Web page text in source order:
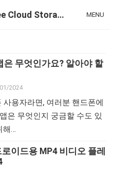
TeraBox Blog | 1TB Free Cloud Storage & All-in-One AI Space MENU
엇인가요? 알아야 할
2024
용자라면, 여러분 핸드폰에
은 무엇인지 궁금할 수도 있
해…
이드용 MP4 비디오 플레